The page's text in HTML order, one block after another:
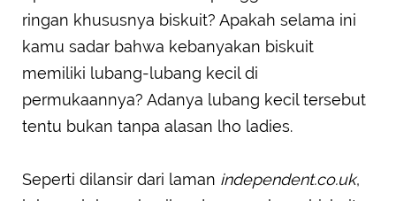
ringan khususnya biskuit? Apakah selama ini
kamu sadar bahwa kebanyakan biskuit
memiliki lubang-lubang kecil di
permukaannya? Adanya lubang kecil tersebut
tentu bukan tanpa alasan lho ladies.
Seperti dilansir dari laman independent.co.uk,